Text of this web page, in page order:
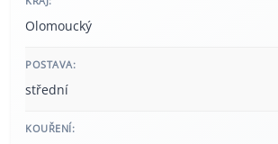
Olomoucký
POSTAVA:
střední
KOUŘENÍ: